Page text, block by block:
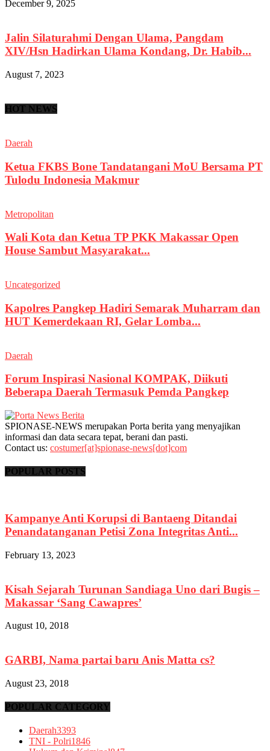
December 9, 2025
Jalin Silaturahmi Dengan Ulama, Pangdam
XIV/Hsn Hadirkan Ulama Kondang, Dr. Habib...
August 7, 2023
HOT NEWS
Daerah
Ketua FKBS Bone Tandatangani MoU Bersama PT
Tulodu Indonesia Makmur
Metropolitan
Wali Kota dan Ketua TP PKK Makassar Open
House Sambut Masyarakat...
Uncategorized
Kapolres Pangkep Hadiri Semarak Muharram dan
HUT Kemerdekaan RI, Gelar Lomba...
Daerah
Forum Inspirasi Nasional KOMPAK, Diikuti
Beberapa Daerah Termasuk Pemda Pangkep
SPIONASE-NEWS merupakan Porta berita yang menyajikan
informasi dan data secara tepat, berani dan pasti.
Contact us: costumer[at]spionase-news[dot]com
POPULAR POSTS
Kampanye Anti Korupsi di Bantaeng Ditandai
Penandatanganan Petisi Zona Integritas Anti...
February 13, 2023
Kisah Sejarah Turunan Sandiaga Uno dari Bugis –
Makassar ‘Sang Cawapres’
August 10, 2018
GARBI, Nama partai baru Anis Matta cs?
August 23, 2018
POPULAR CATEGORY
Daerah3393
TNI - Polri1846